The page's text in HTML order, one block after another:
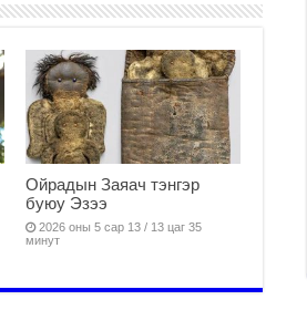
Ойрадын Заяач тэнгэр
буюу Эзээ
2026 оны 5 сар 13 / 13 цаг 35
минут